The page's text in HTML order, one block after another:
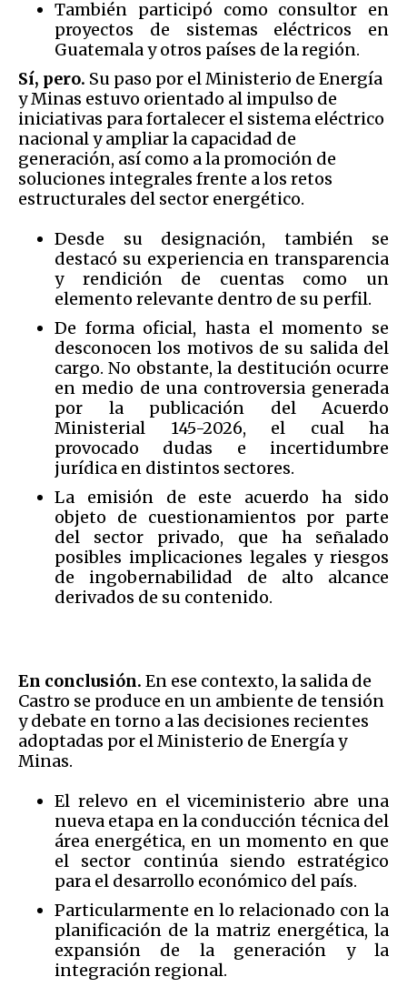
También participó como consultor en
proyectos de sistemas eléctricos en
Guatemala y otros países de la región.
Sí, pero. Su paso por el Ministerio de Energía
y Minas estuvo orientado al impulso de
iniciativas para fortalecer el sistema eléctrico
nacional y ampliar la capacidad de
generación, así como a la promoción de
soluciones integrales frente a los retos
estructurales del sector energético.
Desde su designación, también se
destacó su experiencia en transparencia
y rendición de cuentas como un
elemento relevante dentro de su perfil.
De forma oficial, hasta el momento se
desconocen los motivos de su salida del
cargo. No obstante, la destitución ocurre
en medio de una controversia generada
por la publicación del Acuerdo
Ministerial 145-2026, el cual ha
provocado dudas e incertidumbre
jurídica en distintos sectores.
La emisión de este acuerdo ha sido
objeto de cuestionamientos por parte
del sector privado, que ha señalado
posibles implicaciones legales y riesgos
de ingobernabilidad de alto alcance
derivados de su contenido.
En conclusión. En ese contexto, la salida de
Castro se produce en un ambiente de tensión
y debate en torno a las decisiones recientes
adoptadas por el Ministerio de Energía y
Minas.
El relevo en el viceministerio abre una
nueva etapa en la conducción técnica del
área energética, en un momento en que
el sector continúa siendo estratégico
para el desarrollo económico del país.
Particularmente en lo relacionado con la
planificación de la matriz energética, la
expansión de la generación y la
integración regional.